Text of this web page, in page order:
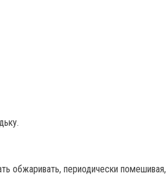
обжаривать, периодически помешивая,